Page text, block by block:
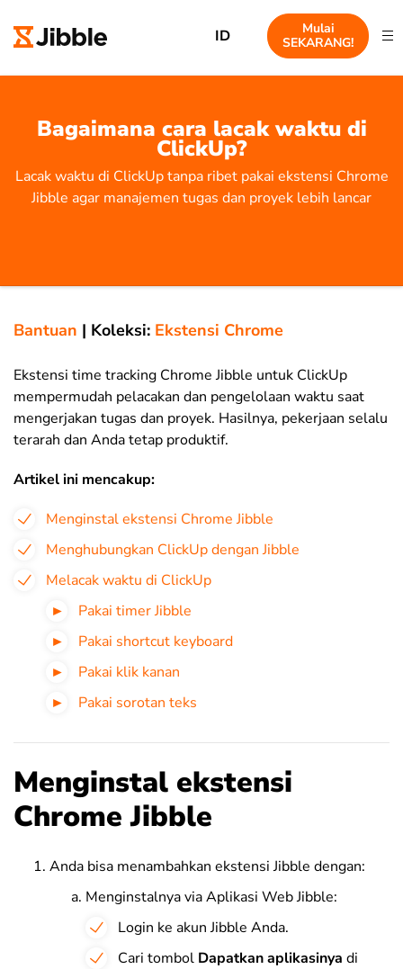
ID
Mulai
SEKARANG!
Bagaimana cara lacak waktu di
ClickUp?
Lacak waktu di ClickUp tanpa ribet pakai ekstensi Chrome
Jibble agar manajemen tugas dan proyek lebih lancar
Bantuan | Koleksi: Ekstensi Chrome
Ekstensi time tracking Chrome Jibble untuk ClickUp
mempermudah pelacakan dan pengelolaan waktu saat
mengerjakan tugas dan proyek. Hasilnya, pekerjaan selalu
terarah dan Anda tetap produktif.
Artikel ini mencakup:
Menginstal ekstensi Chrome Jibble
Menghubungkan ClickUp dengan Jibble
Melacak waktu di ClickUp
Pakai timer Jibble
Pakai shortcut keyboard
Pakai klik kanan
Pakai sorotan teks
Menginstal ekstensi
Chrome Jibble
Anda bisa menambahkan ekstensi Jibble dengan:
Menginstalnya via Aplikasi Web Jibble:
Login ke akun Jibble Anda.
Cari tombol Dapatkan aplikasinya di